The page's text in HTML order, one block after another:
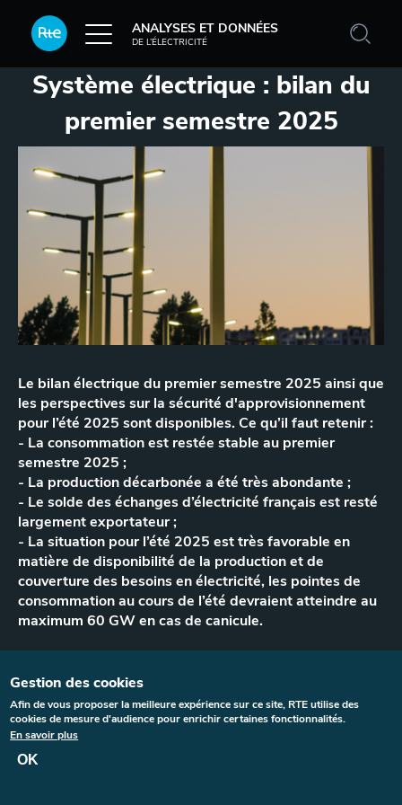
ANALYSES ET DONNÉES
DE L’ÉLECTRICITÉ
Système électrique : bilan du
premier semestre 2025
Le bilan électrique du premier semestre 2025 ainsi que
les perspectives sur la sécurité d'approvisionnement
pour l’été 2025 sont disponibles. Ce qu’il faut retenir :
- La consommation est restée stable au premier
semestre 2025 ;
- La production décarbonée a été très abondante ;
- Le solde des échanges d’électricité français est resté
largement exportateur ;
- La situation pour l’été 2025 est très favorable en
matière de disponibilité de la production et de
couverture des besoins en électricité, les pointes de
consommation au cours de l’été devraient atteindre au
maximum 60 GW en cas de canicule.
Bilan du premier
semestre 2025
Gestion des cookies
Afin de vous proposer la meilleure expérience sur ce site, RTE utilise des
cookies de mesure d'audience pour enrichir certaines fonctionnalités.
En savoir plus
OK